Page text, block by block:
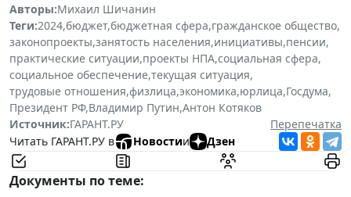
Авторы:Михаил Шичанин
Теги:2024,бюджет,бюджетная сфера,гражданское общество,
законопроекты,занятость населения,инициативы,пенсии,
практические ситуации,проекты НПА,социальная сфера,
социальное обеспечение,текущая ситуация,
трудовые отношения,физлица,экономика,юрлица,Госдума,
Президент РФ,Владимир Путин,Антон Котяков
Источник:ГАРАНТ.РУ
Перепечатка
Читать ГАРАНТ.РУ в
Новостии Дзен
Документы по теме: